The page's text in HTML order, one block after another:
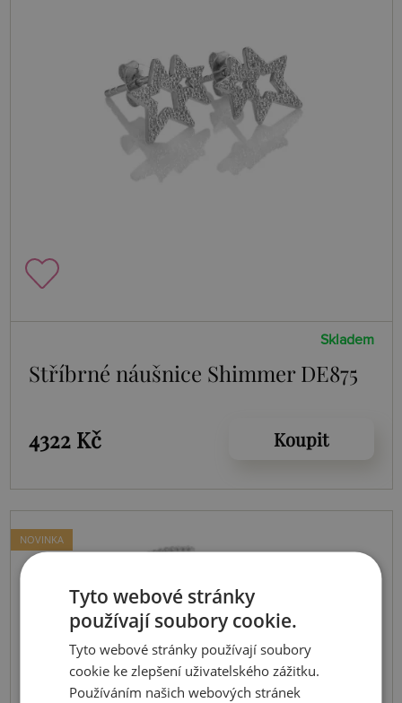
Skladem
Stříbrné náušnice Shimmer DE875
4322 Kč Koupit
NOVINKA
Tyto webové stránky
používají soubory cookie.
Tyto webové stránky používají soubory
cookie ke zlepšení uživatelského zážitku.
Používáním našich webových stránek